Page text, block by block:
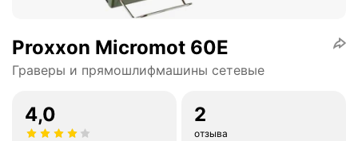
Proxxon Micromot 60E
Граверы и прямошлифмашины сетевые
4,0 2
отзыва